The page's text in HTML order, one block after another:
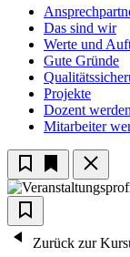
Das sind wir
Werte und
Gute Gründe
Projekte
Dozent werden
Mitarbeiter
Zurück zur